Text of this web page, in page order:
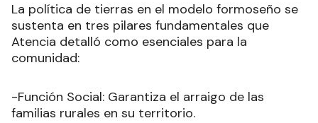
La política de tierras en el modelo formoseño se
sustenta en tres pilares fundamentales que
Atencia detalló como esenciales para la
comunidad:
-Función Social: Garantiza el arraigo de las
familias rurales en su territorio.